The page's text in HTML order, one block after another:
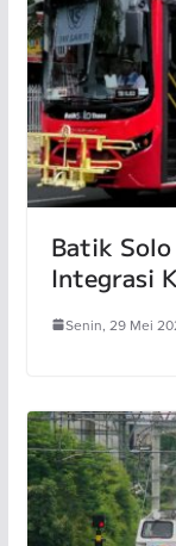
Batik
Integrasi
Senin, 29 Mei